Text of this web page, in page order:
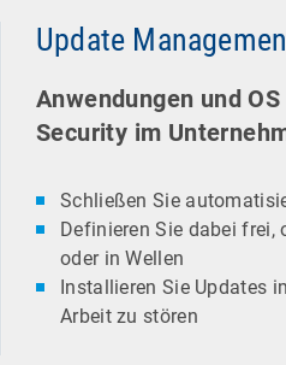
Update
Anwendungen und
Security im
Schließen Sie
Definieren Sie dabei
oder in Wellen
Installieren Sie Updates
Arbeit zu stören